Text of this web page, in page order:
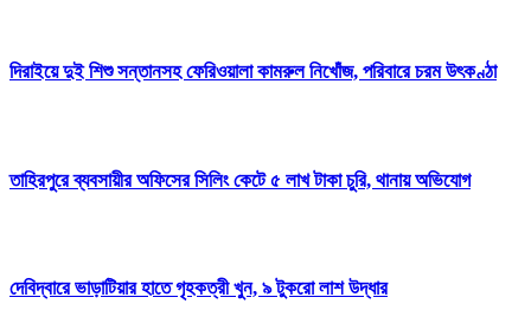
দিরাইয়ে দুই শিশু সন্তানসহ ফেরিওয়ালা কামরুল নিখোঁজ, পরিবারে চরম উৎকণ্ঠা
তাহিরপুরে ব্যবসায়ীর অফিসের সিলিং কেটে ৫ লাখ টাকা চুরি, থানায় অভিযোগ
দেবিদ্বারে ভাড়াটিয়ার হাতে গৃহকত্রী খুন, ৯ টুকরো লাশ উদ্ধার